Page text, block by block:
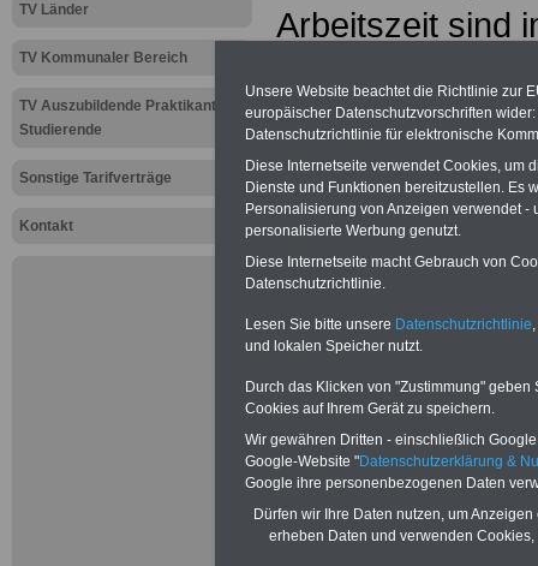
TV Länder
TV Kommunaler Bereich
TV Auszubildende Praktikanten
Studierende
Sonstige Tarifverträge
Kontakt
Arbeitszeit sind
geregelt, u.a. in
Abschnitt II
§ 6
§ 7
§ 8 Ausgleich
Arbeit
§ 9
§ 10
§ 11
Unsere Website beachtet die Richtlinie zur
europäischer Datenschutzvorschriften
Datenschutzrichtlinie für elektronische
Diese Internetseite verwendet Cookies, um
Dienste und Funktionen bereitzustellen. Es
Personalisierung von Anzeigen verwendet
personalisierte Werbung genutzt.
Diese Internetseite macht Gebrauch von
Datenschutzrichtlinie.
Lesen Sie bitte unsere Datenschutzrichtlinie
und lokalen Speicher nutzt.
Durch das Klicken von "Zustimmung"
Cookies auf Ihrem Gerät zu speichern.
Wir gewähren Dritten - einschließlich
Google-Website "Datenschutzerklärung &
Google ihre personenbezogenen Daten
Dürfen wir Ihre Daten nutzen, um
erheben Daten und verwenden